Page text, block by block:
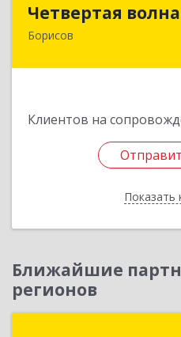
Четвертая волна
Борисов
Клиентов на
Показать
222520, Республика
Ближайшие
регионов